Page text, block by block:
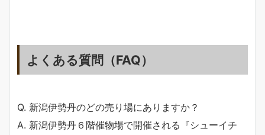
よくある質問（FAQ）
Q. 新潟伊勢丹のどの売り場にありますか？
A. 新潟伊勢丹６階催物場で開催される『シューイチ